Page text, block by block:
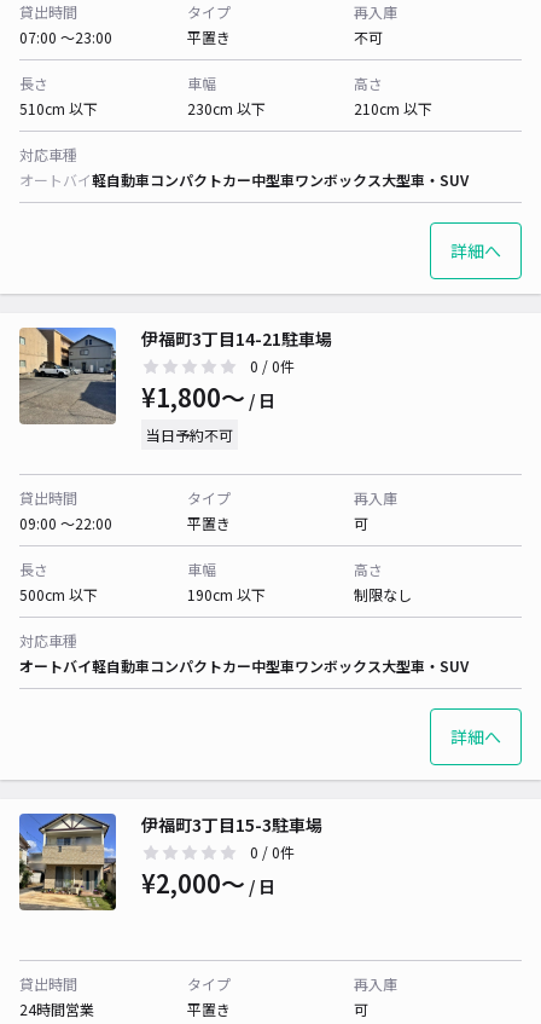
貸出時間
07:00 〜23:00
タイプ
平置き
再入庫
不可
長さ
510cm 以下
車幅
230cm 以下
高さ
210cm 以下
対応車種
オートバイ軽自動車コンパクトカー中型車ワンボックス大型車・SUV
詳細へ
伊福町3丁目14-21駐車場
0 / 0件
¥1,800〜 / 日
当日予約不可
貸出時間
09:00 〜22:00
タイプ
平置き
再入庫
可
長さ
500cm 以下
車幅
190cm 以下
高さ
制限なし
対応車種
オートバイ軽自動車コンパクトカー中型車ワンボックス大型車・SUV
詳細へ
伊福町3丁目15-3駐車場
0 / 0件
¥2,000〜 / 日
貸出時間
24時間営業
タイプ
平置き
再入庫
可